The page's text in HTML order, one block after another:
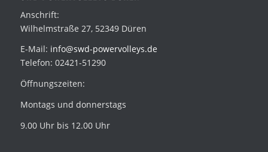
Anschrift:
Wilhelmstraße 27, 52349 Düren
E-Mail: info@swd-powervolleys.de
Telefon: 02421-51290
Öffnungszeiten:
Montags und donnerstags
9.00 Uhr bis 12.00 Uhr